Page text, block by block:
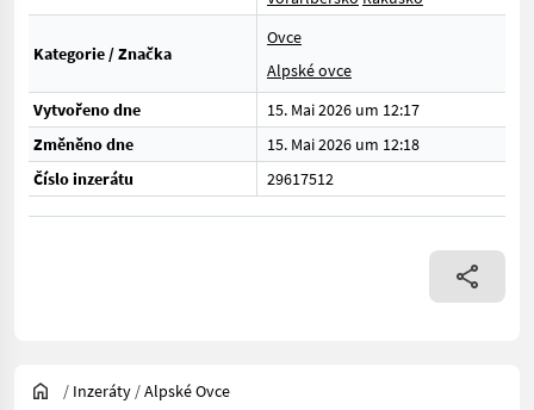
Kategorie / Značka
Ovce
Alpské ovce
Vytvořeno dne
15. Mai 2026 um 12:17
Změněno dne
15. Mai 2026 um 12:18
Číslo inzerátu
29617512
/ Inzeráty /Alpské Ovce